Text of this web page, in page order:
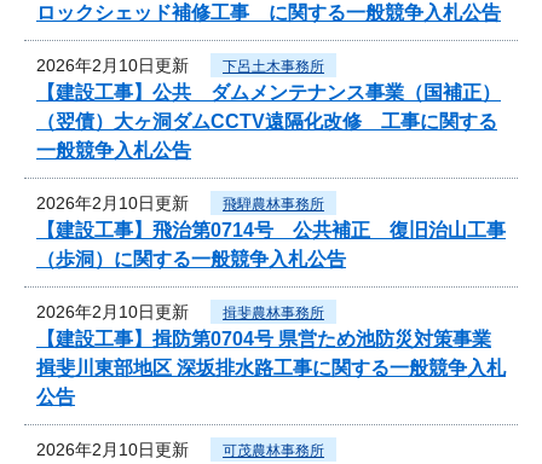
ロックシェッド補修工事 に関する一般競争入札公告
2026年2月10日更新 下呂土木事務所
【建設工事】公共 ダムメンテナンス事業（国補正）
（翌債）大ヶ洞ダムCCTV遠隔化改修 工事に関する
一般競争入札公告
2026年2月10日更新 飛騨農林事務所
【建設工事】飛治第0714号 公共補正 復旧治山工事
（歩洞）に関する一般競争入札公告
2026年2月10日更新 揖斐農林事務所
【建設工事】揖防第0704号 県営ため池防災対策事業
揖斐川東部地区 深坂排水路工事に関する一般競争入札
公告
2026年2月10日更新 可茂農林事務所